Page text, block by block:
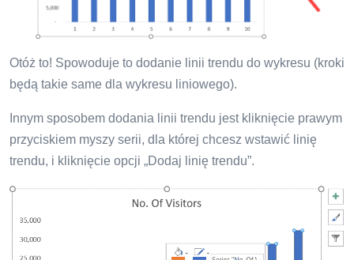
Otóż ​​to! Spowoduje to dodanie linii trendu do wykresu (kroki
będą takie same dla wykresu liniowego).
Innym sposobem dodania linii trendu jest kliknięcie prawym
przyciskiem myszy serii, dla której chcesz wstawić linię
trendu, i kliknięcie opcji „Dodaj linię trendu”.